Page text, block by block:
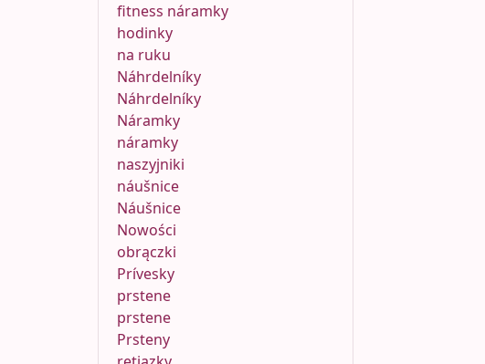
fitness náramky
hodinky
na ruku
Náhrdelníky
Náhrdelníky
Náramky
náramky
naszyjniki
náušnice
Náušnice
Nowości
obrączki
Prívesky
prstene
prstene
Prsteny